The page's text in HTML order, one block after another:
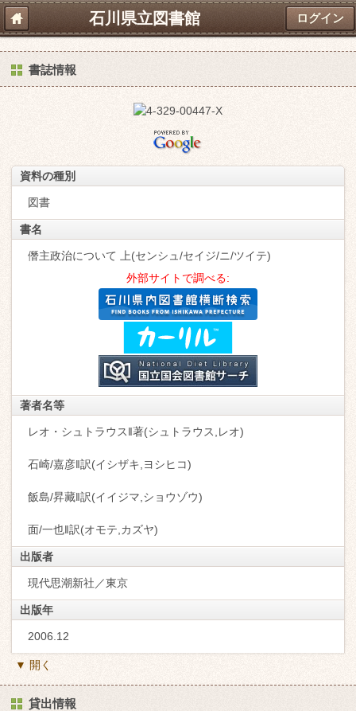
石川県立図書館 ログイン
書誌情報
資料の種別
図書
書名
僭主政治について 上(センシュ/セイジ/ニ/ツイテ)
外部サイトで調べる:
著者名等
レオ・シュトラウス‖著(シュトラウス,レオ)
石崎/嘉彦‖訳(イシザキ,ヨシヒコ)
飯島/昇藏‖訳(イイジマ,ショウゾウ)
面/一也‖訳(オモテ,カズヤ)
出版者
現代思潮新社／東京
出版年
2006.12
▼ 開く
貸出情報